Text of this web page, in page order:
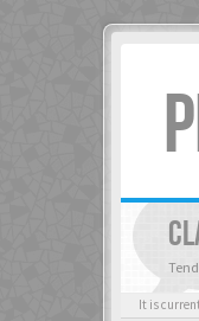
It is